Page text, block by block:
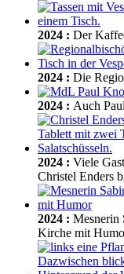
2024 : Der
2024 : Die
2024 : Auch
2024 : Viele
Christel Enders
2024 : Mesnerin
Kirche mit